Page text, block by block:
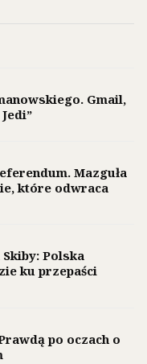
Gmail,
Mazguła
które odwraca
Skiby: Polska
ku przepaści
po oczach o